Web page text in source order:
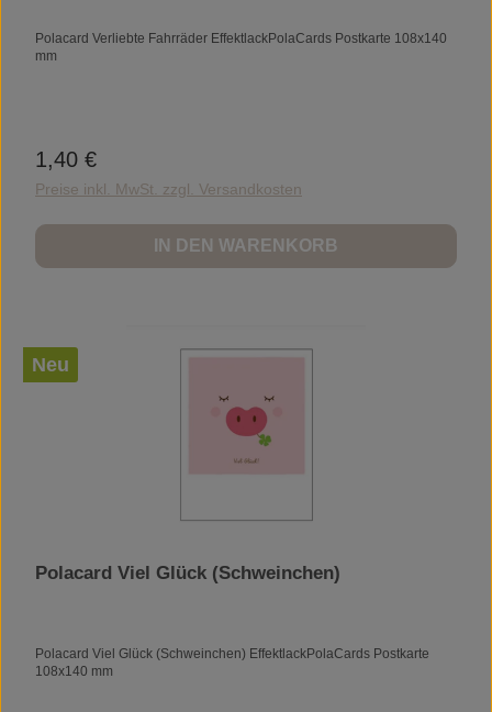
Polacard Verliebte Fahrräder EffektlackPolaCards Postkarte 108x140
mm
Regulärer Preis:
1,40 €
Preise inkl. MwSt. zzgl. Versandkosten
IN DEN WARENKORB
Neu
Polacard Viel Glück (Schweinchen)
Polacard Viel Glück (Schweinchen) EffektlackPolaCards Postkarte
108x140 mm